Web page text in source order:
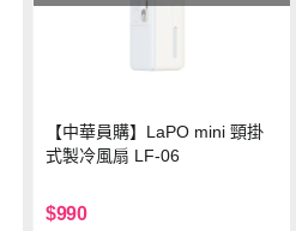
【中華員購】LaPO mini 頸掛
式製冷風扇 LF-06
$990